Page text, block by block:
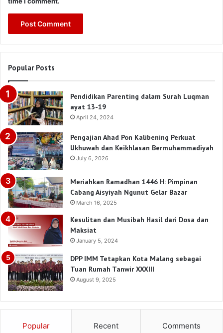
Popular Posts
Pendidikan Parenting dalam Surah Luqman
ayat 13-19
April 24, 2024
Pengajian Ahad Pon Kalibening Perkuat
Ukhuwah dan Keikhlasan Bermuhammadiyah
July 6, 2026
Meriahkan Ramadhan 1446 H: Pimpinan
Cabang Aisyiyah Ngunut Gelar Bazar
March 16, 2025
Kesulitan dan Musibah Hasil dari Dosa dan
Maksiat
January 5, 2024
DPP IMM Tetapkan Kota Malang sebagai
Tuan Rumah Tanwir XXXIII
August 9, 2025
Popular Recent Comments